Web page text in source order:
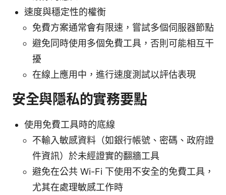
速度與穩定性的權衡
免費方案通常會有限速，嘗試多個伺服器節點
避免同時使用多個免費工具，否則可能相互干
擾
在線上應用中，進行速度測試以評估表現
安全與隱私的實務要點
使用免費工具時的底線
不輸入敏感資料（如銀行帳號、密碼、政府證
件資訊）於未經證實的翻牆工具
避免在公共 Wi-Fi 下使用不安全的免費工具，
尤其在處理敏感工作時